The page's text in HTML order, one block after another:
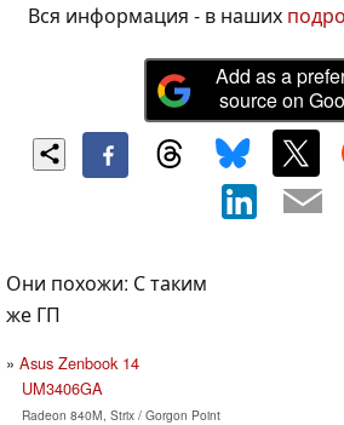
Вся информация - в наших
Add as a
source on
Они похожи: С таким
же ГП
Asus Zenbook 14
UM3406GA
Radeon 840M, Strix / Gorgon Point